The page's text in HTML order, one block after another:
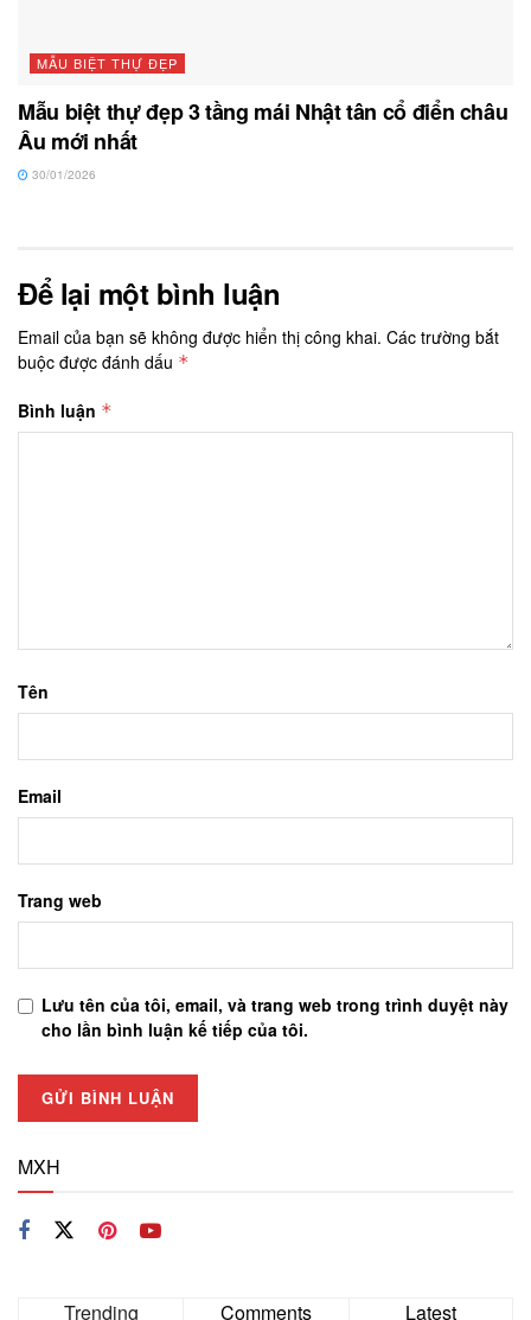
MẪU BIỆT THỰ ĐẸP
Mẫu biệt thự đẹp 3 tầng mái Nhật tân cổ điển châu
Âu mới nhất
30/01/2026
Để lại một bình luận
Email của bạn sẽ không được hiển thị công khai. Các trường bắt
buộc được đánh dấu *
Bình luận *
Tên
Email
Trang web
Lưu tên của tôi, email, và trang web trong trình duyệt này
cho lần bình luận kế tiếp của tôi.
MXH
Trending Comments Latest